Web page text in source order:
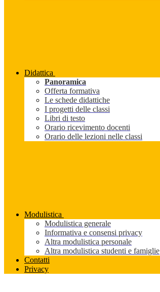
Didattica
Panoramica
Offerta formativa
Le schede didattiche
I progetti delle classi
Libri di testo
Orario ricevimento docenti
Orario delle lezioni nelle classi
Modulistica
Modulistica generale
Informativa e consensi privacy
Altra modulistica personale
Altra modulistica studenti e famiglie
Contatti
Privacy